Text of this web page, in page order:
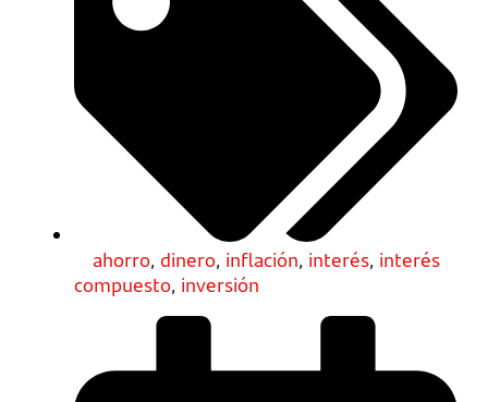
ahorro, dinero, inflación, interés, interés
compuesto, inversión